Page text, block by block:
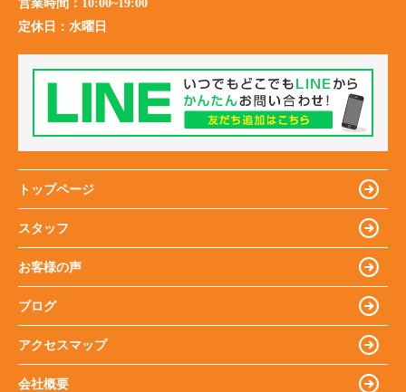
営業時間： 10:00~19:00
定休日： 水曜日
トップページ
スタッフ
お客様の声
ブログ
アクセスマップ
会社概要